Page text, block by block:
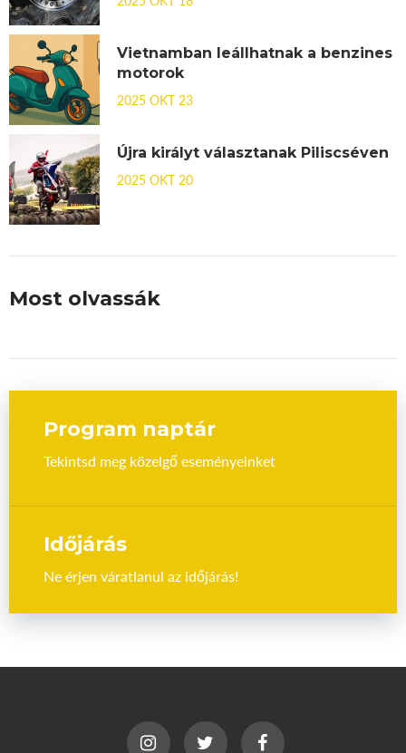
Vietnamban leállhatnak a benzines
motorok
2025 OKT 23
Újra királyt választanak Piliscséven
2025 OKT 20
Most olvassák
Program naptár
Tekintsd meg közelgő eseményeinket
Időjárás
Ne érjen váratlanul az időjárás!